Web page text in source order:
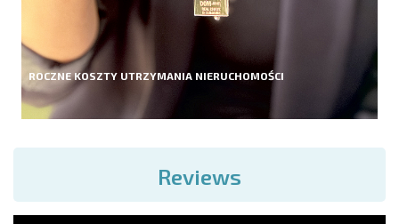
ROCZNE KOSZTY UTRZYMANIA NIERUCHOMOŚCI
Reviews